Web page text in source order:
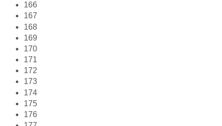
166
167
168
169
170
171
172
173
174
175
176